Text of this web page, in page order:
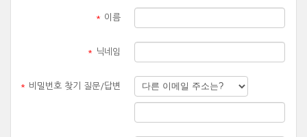
* 이름
* 닉네임
* 비밀번호 찾기 질문/답변